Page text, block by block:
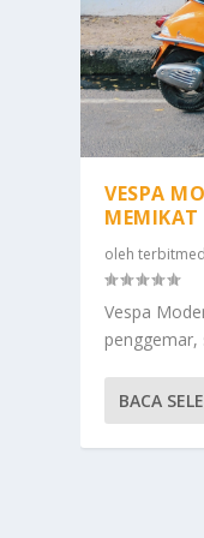
VESPA
MEMIKAT
oleh
Vespa
penggemar,
BACA